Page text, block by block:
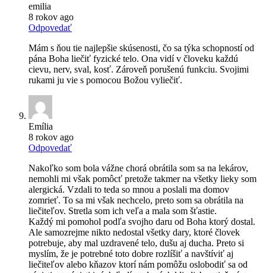
emilia
8 rokov ago
Odpovedať
Mám s ňou tie najlepšie skúsenosti, čo sa týka schopností od
pána Boha liečiť fyzické telo. Ona vidí v človeku každú
cievu, nerv, sval, kosť. Zároveň porušenú funkciu. Svojimi
rukami ju vie s pomocou Božou vyliečiť.
Emília
8 rokov ago
Odpovedať
Nakoľko som bola vážne chorá obrátila som sa na lekárov,
nemohli mi však pomôcť pretože takmer na všetky lieky som
alergická. Vzdali to teda so mnou a poslali ma domov
zomrieť. To sa mi však nechcelo, preto som sa obrátila na
liečiteľov. Stretla som ich veľa a mala som šťastie.
Každý mi pomohol podľa svojho daru od Boha ktorý dostal.
Ale samozrejme nikto nedostal všetky dary, ktoré človek
potrebuje, aby mal uzdravené telo, dušu aj ducha. Preto si
myslím, že je potrebné toto dobre rozlíšiť a navštíviť aj
liečiteľov alebo kňazov ktorí nám pomôžu oslobodiť sa od